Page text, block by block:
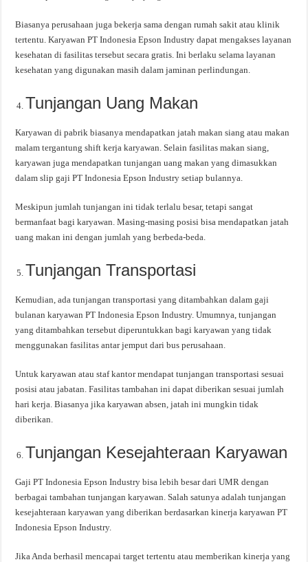
Biasanya perusahaan juga bekerja sama dengan rumah sakit atau klinik
tertentu. Karyawan PT Indonesia Epson Industry dapat mengakses layanan
kesehatan di fasilitas tersebut secara gratis. Ini berlaku selama layanan
kesehatan yang digunakan masih dalam jaminan perlindungan.
Tunjangan Uang Makan
Karyawan di pabrik biasanya mendapatkan jatah makan siang atau makan
malam tergantung shift kerja karyawan. Selain fasilitas makan siang,
karyawan juga mendapatkan tunjangan uang makan yang dimasukkan
dalam slip gaji PT Indonesia Epson Industry setiap bulannya.
Meskipun jumlah tunjangan ini tidak terlalu besar, tetapi sangat
bermanfaat bagi karyawan. Masing-masing posisi bisa mendapatkan jatah
uang makan ini dengan jumlah yang berbeda-beda.
Tunjangan Transportasi
Kemudian, ada tunjangan transportasi yang ditambahkan dalam gaji
bulanan karyawan PT Indonesia Epson Industry. Umumnya, tunjangan
yang ditambahkan tersebut diperuntukkan bagi karyawan yang tidak
menggunakan fasilitas antar jemput dari bus perusahaan.
Untuk karyawan atau staf kantor mendapat tunjangan transportasi sesuai
posisi atau jabatan. Fasilitas tambahan ini dapat diberikan sesuai jumlah
hari kerja. Biasanya jika karyawan absen, jatah ini mungkin tidak
diberikan.
Tunjangan Kesejahteraan Karyawan
Gaji PT Indonesia Epson Industry bisa lebih besar dari UMR dengan
berbagai tambahan tunjangan karyawan. Salah satunya adalah tunjangan
kesejahteraan karyawan yang diberikan berdasarkan kinerja karyawan PT
Indonesia Epson Industry.
Jika Anda berhasil mencapai target tertentu atau memberikan kinerja yang